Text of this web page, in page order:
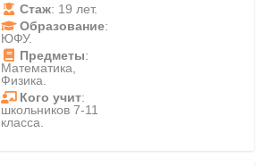
Стаж: 19 лет.
Образование:
ЮФУ.
Предметы:
Математика,
Физика.
Кого учит:
школьников 7-11
класса.